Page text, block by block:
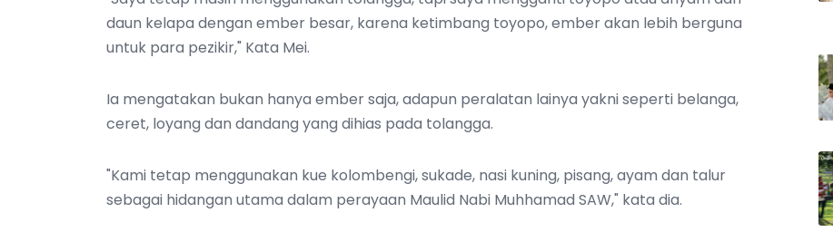
daun kelapa dengan ember besar, karena ketimbang toyopo, ember akan lebih berguna
untuk para pezikir," Kata Mei.
Ia mengatakan bukan hanya ember saja, adapun peralatan lainya yakni seperti belanga,
ceret, loyang dan dandang yang dihias pada tolangga.
"Kami tetap menggunakan kue kolombengi, sukade, nasi kuning, pisang, ayam dan talur
sebagai hidangan utama dalam perayaan Maulid Nabi Muhhamad SAW," kata dia.